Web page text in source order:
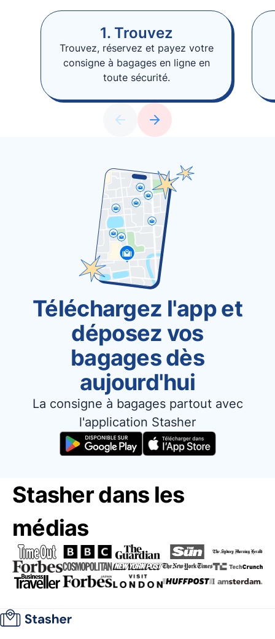
1. Trouvez
Trouvez, réservez et payez votre
consigne à bagages en ligne en
toute sécurité.
Téléchargez l'app et
déposez vos
bagages dès
aujourd'hui
La consigne à bagages partout avec
l'application Stasher
Stasher dans les
médias